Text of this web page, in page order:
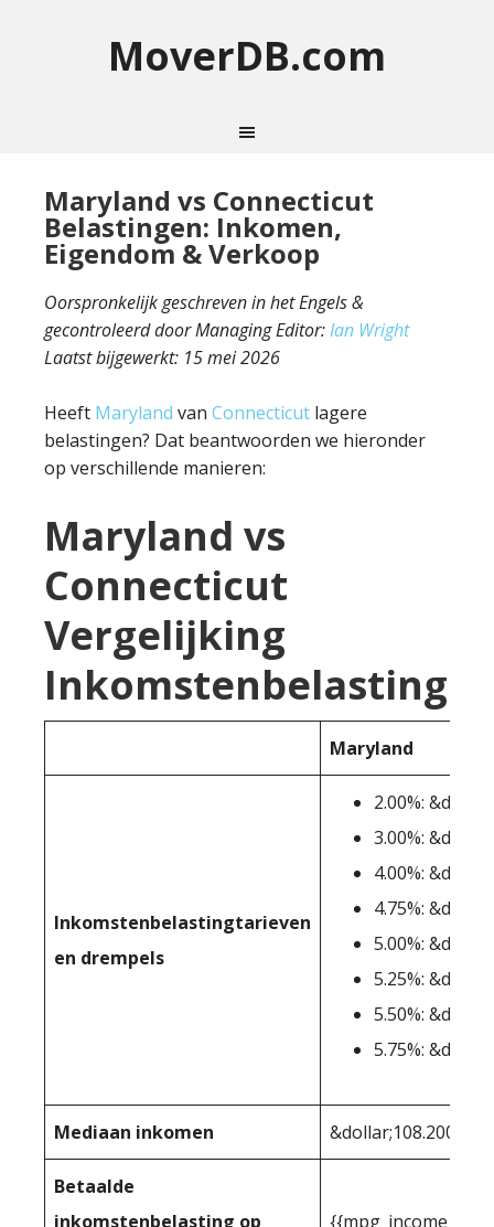
MoverDB.com
Maryland vs Connecticut
Belastingen: Inkomen,
Eigendom & Verkoop
Oorspronkelijk geschreven in het Engels &
gecontroleerd door Managing Editor:Ian Wright
Laatst bijgewerkt: 15 mei 2026
Heeft Maryland van Connecticut lagere
belastingen? Dat beantwoorden we hieronder
op verschillende manieren:
Maryland vs
Connecticut
Vergelijking
Inkomstenbelasting
Maryland
Inkomstenbelastingtarieven
en drempels
2.00%:
3.00%:
4.00%:
4.75%:
5.00%:
5.25%:
5.50%:
5.75%:
Mediaan inkomen &dollar;108.200
Betaalde
inkomstenbelasting op